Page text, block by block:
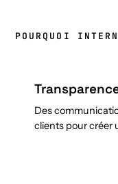
POURQUOI
Des
clients pour créer